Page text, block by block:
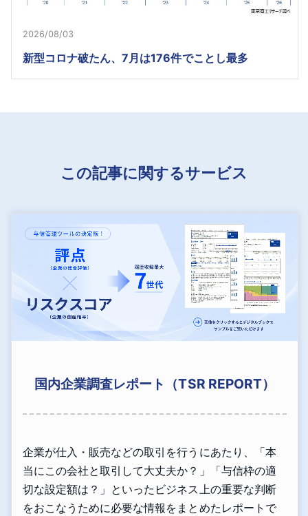
2026/08/03
新型コロナ破たん、7月は176件でことし最多
この記事に関するサービス
国内企業調査レポート（TSR REPORT）
企業が仕入・販売などの取引を行うにあたり、「本
当にこの会社と取引して大丈夫か？」「与信枠の適
切な設定額は？」といったビジネス上の重要な判断
をおこなうために必要な情報をまとめたレポートで